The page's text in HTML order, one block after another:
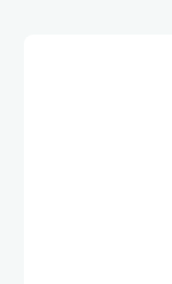
Anhang.Die
Sie sich bitte